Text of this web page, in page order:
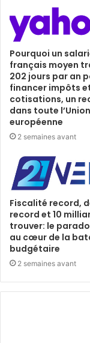
Pourquoi un
français moyen
202 jours par an
financer impôts
cotisations, un
dans toute l’Union
européenne
2 semaines avant
Fiscalité record,
record et 10
trouver: le
au cœur de la
budgétaire
2 semaines avant